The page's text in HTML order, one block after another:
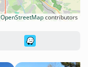
OpenStreetMapcontributors